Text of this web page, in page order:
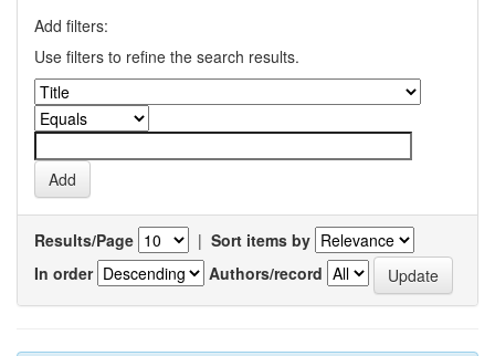
Add filters:
Use filters to refine the search results.
Results/Page | Sort items by
In order
Authors/record